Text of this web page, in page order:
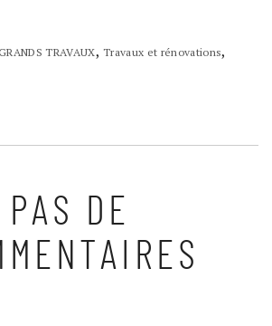
TRAVAUX,Travaux et rénovations,
PAS DE